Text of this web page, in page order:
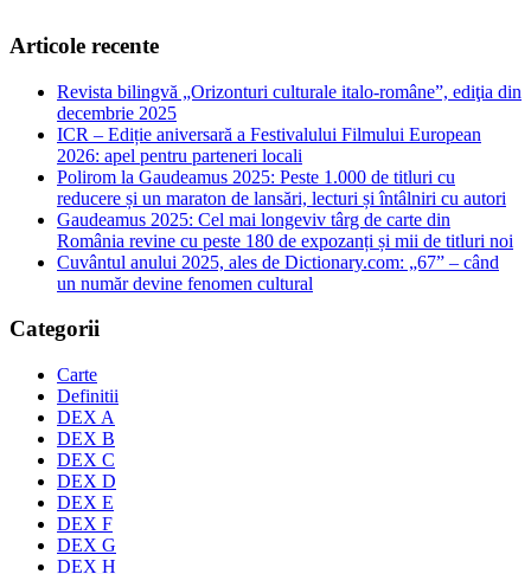
Articole recente
Revista bilingvă „Orizonturi culturale italo-române”, ediţia din
decembrie 2025
ICR – Ediție aniversară a Festivalului Filmului European
2026: apel pentru parteneri locali
Polirom la Gaudeamus 2025: Peste 1.000 de titluri cu
reducere și un maraton de lansări, lecturi și întâlniri cu autori
Gaudeamus 2025: Cel mai longeviv târg de carte din
România revine cu peste 180 de expozanți și mii de titluri noi
Cuvântul anului 2025, ales de Dictionary.com: „67” – când
un număr devine fenomen cultural
Categorii
Carte
Definitii
DEX A
DEX B
DEX C
DEX D
DEX E
DEX F
DEX G
DEX H